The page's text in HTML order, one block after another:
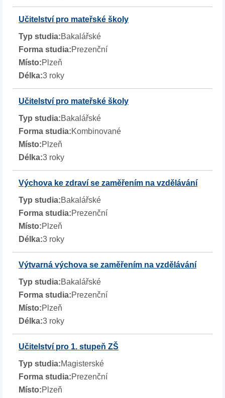
Učitelství pro mateřské školy
Bakalářské
Prezenční
Plzeň
3 roky
Učitelství pro mateřské školy
Bakalářské
Kombinované
Plzeň
3 roky
Výchova ke zdraví se zaměřením na vzdělávání
Bakalářské
Prezenční
Plzeň
3 roky
Výtvarná výchova se zaměřením na vzdělávání
Bakalářské
Prezenční
Plzeň
3 roky
Učitelství pro 1. stupeň ZŠ
Magisterské
Prezenční
Plzeň